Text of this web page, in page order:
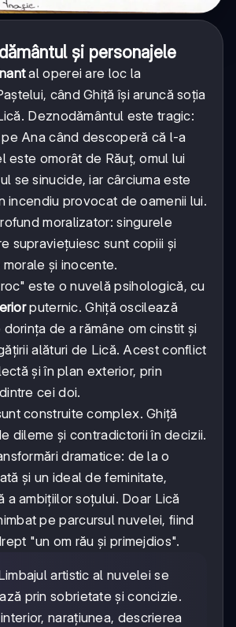
și personajele
al operei are loc la
când Ghiță își aruncă soția
Deznodământul este tragic:
Ana când descoperă că l-a
este omorât de Răuț, omul lui
se sinucide, iar cârciuma este
incendiu provocat de oamenii lui.
moralizator: singurele
supraviețuiesc sunt copiii și
și inocente.
este o nuvelă psihologică, cu
puternic. Ghiță oscilează
de a rămâne om cinstit și
alături de Lică. Acest conflict
și în plan exterior, prin
cei doi.
construite complex. Ghiță
dileme și contradictorii în decizii.
dramatice: de la o
și un ideal de feminitate,
a ambițiilor soțului. Doar Lică
pe parcursul nuvelei, fiind
"un om rău și primejdios".
artistic al nuvelei se
prin sobrietate și concizie.
narațiunea, descrierea